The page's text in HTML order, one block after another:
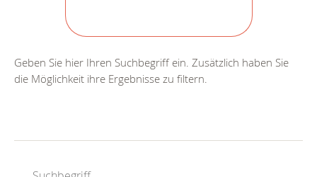
Geben Sie hier Ihren Suchbegriff ein. Zusätzlich haben Sie
die Möglichkeit ihre Ergebnisse zu filtern.